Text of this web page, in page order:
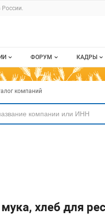
grainboard.ru
России.
компаний
ФОРУМ
Все темы
КАДРЫ
Все
по компаниям
компаний
хлеб для